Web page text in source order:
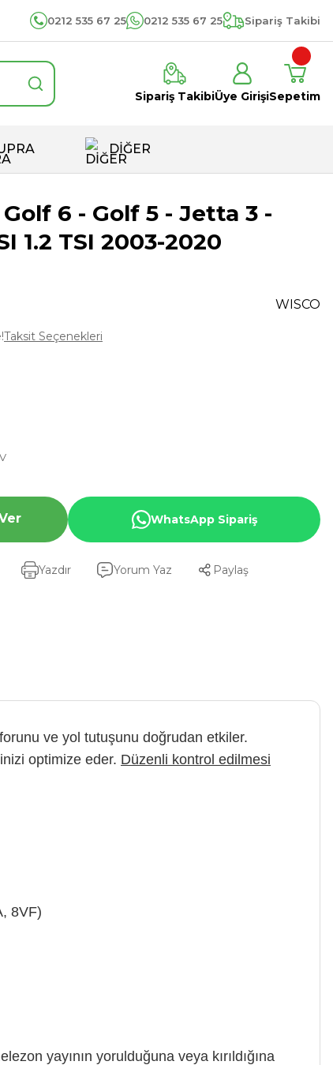
0212 535 67 25 0212 535 67 25 Sipariş Takibi
Sipariş TakibiÜye GirişiSepetim
DİĞER
6 - Golf 5 - Jetta 3 -
1.2 TSI 2003-2020
WISCO
Taksit Seçenekleri
WhatsApp Sipariş
Yazdır Yorum Yaz Paylaş
ve yol tutuşunu doğrudan etkiler.
optimize eder. Düzenli kontrol edilmesi
8VF)
yayının yorulduğuna veya kırıldığına